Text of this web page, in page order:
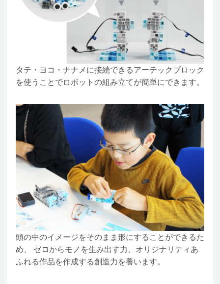
タテ・ヨコ・ナナメに接続できるアーテックブロック
を使うことでロボットの組み立てが簡単にできます。
頭の中のイメージをそのまま形にすることができるた
め、 ゼロからモノを生み出す力、オリジナリティあ
ふれる作品を作成する創造力を養います。